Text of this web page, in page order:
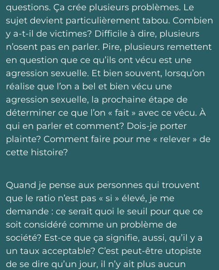
questions. Ça crée plusieurs problèmes. Le
sujet devient particulièrement tabou. Combien
y a-t-il de victimes? Difficile à dire, plusieurs
n’osent pas en parler. Pire, plusieurs remettent
en question que ce qu’ils ont vécu est une
agression sexuelle. Et bien souvent, lorsqu’on
réalise que l’on a bel et bien vécu une
agression sexuelle, la prochaine étape de
déterminer ce que l’on « fait » avec ce vécu. À
qui en parler et comment? Dois-je porter
plainte? Comment faire pour me « relever » de
cette histoire?
Quand je pense aux personnes qui trouvent
que le ratio n’est pas « si » élevé, je me
demande : ce serait quoi le seuil pour que ce
soit considéré comme un problème de
société? Est-ce que ça signifie, aussi, qu’il y a
un taux acceptable? C’est peut-être utopiste
de se dire qu’un jour, il n’y ait plus aucun